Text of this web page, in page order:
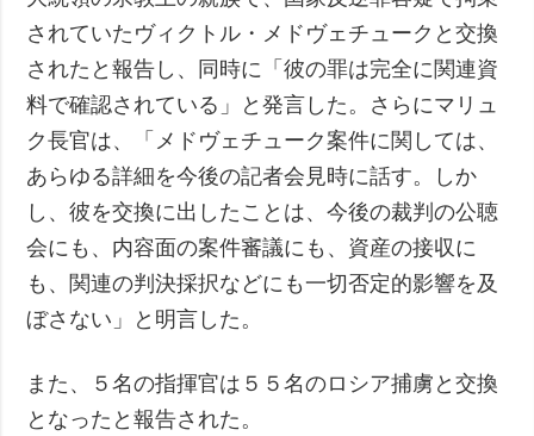
されていたヴィクトル・メドヴェチュークと交換
されたと報告し、同時に「彼の罪は完全に関連資
料で確認されている」と発言した。さらにマリュ
ク長官は、「メドヴェチューク案件に関しては、
あらゆる詳細を今後の記者会見時に話す。しか
し、彼を交換に出したことは、今後の裁判の公聴
会にも、内容面の案件審議にも、資産の接収に
も、関連の判決採択などにも一切否定的影響を及
ぼさない」と明言した。
また、５名の指揮官は５５名のロシア捕虜と交換
となったと報告された。